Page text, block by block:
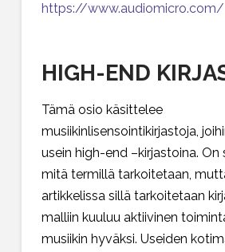
https://www.audiomicro.com/
HIGH-END
Tämä osio käsittelee
musiikinlisensointikirjastoja,
usein high-end –kirjastoina. On
mitä termillä tarkoitetaan,
artikkelissa sillä tarkoitetaan
malliin kuuluu aktiivinen
musiikin hyväksi. Useiden